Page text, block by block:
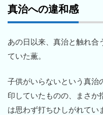
真治への違和感
あの日以来、真治と触れ合
ていた薫。
子供がいらないという真治
印していたものの、まさか
は思わず打ちひしがれてい